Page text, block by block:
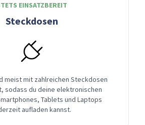
EINSATZBEREIT
Steckdosen
meist mit zahlreichen Steckdosen
sodass du deine elektronischen
Tablets und Laptops
aufladen kannst.